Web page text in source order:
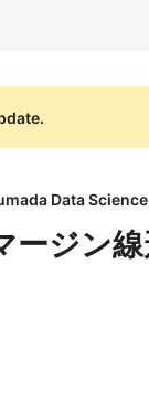
ジン線